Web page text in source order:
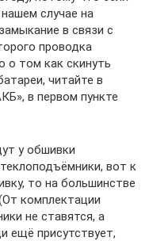
случае на
в связи с
проводка
о том как скинуть
читайте в
в первом пункте
у обшивки
вот к
то на большинстве
комплектации
не ставятся, а
ещё присутствует,